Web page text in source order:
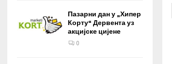
Пазарни дан у „Хипер
Корту“ Дервента уз
акцијске цијене
0